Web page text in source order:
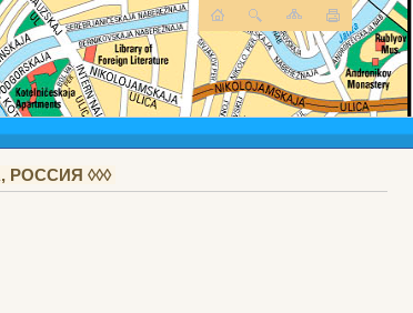
◊◊◊